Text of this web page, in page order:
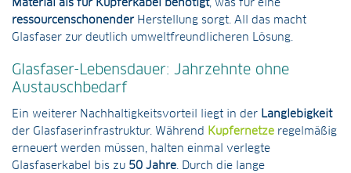
Material als für Kupferkabel benötigt, was für eine
ressourcenschonender Herstellung sorgt. All das macht
Glasfaser zur deutlich umweltfreundlicheren Lösung.
Glasfaser-Lebensdauer: Jahrzehnte ohne
Austauschbedarf
Ein weiterer Nachhaltigkeitsvorteil liegt in der Langlebigkeit
der Glasfaserinfrastruktur. Während
Kupfernetze regelmäßig
erneuert werden müssen, halten einmal verlegte
Glasfaserkabel bis zu 50 Jahre. Durch die lange